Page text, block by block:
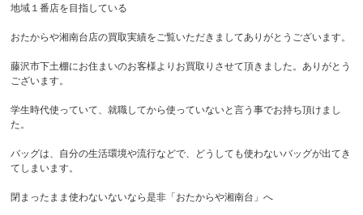
地域１番店を目指している
おたからや湘南台店の買取実績をご覧いただきましてありがとうございます。
藤沢市下土棚にお住まいのお客様よりお買取りさせて頂きました。ありがとう
ございます。
学生時代使っていて、就職してから使っていないと言う事でお持ち頂けまし
た。
バッグは、自分の生活環境や流行などで、どうしても使わないバッグが出てき
てしまいます。
閉まったまま使わないないなら是非「おたからや湘南台」へ